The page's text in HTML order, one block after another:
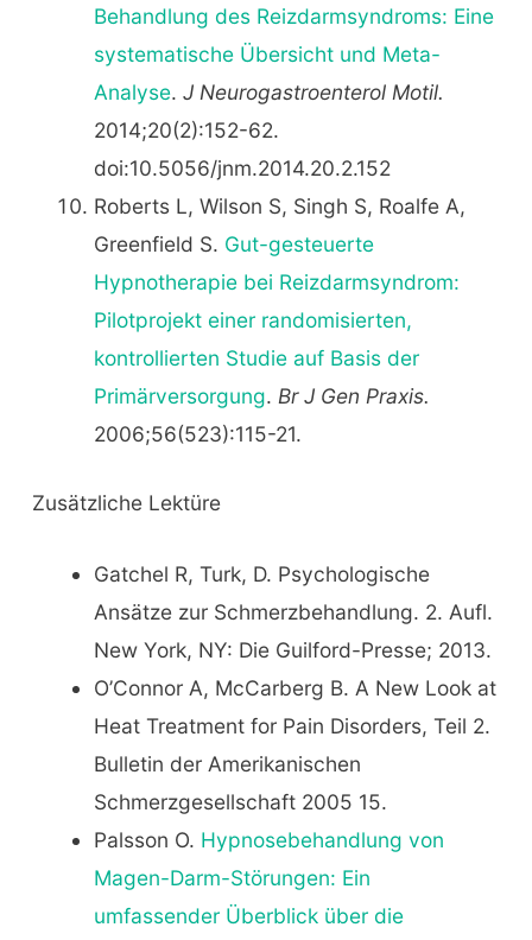
Behandlung des Reizdarmsyndroms: Eine
systematische Übersicht und Meta-
Analyse. J Neurogastroenterol Motil.
2014;20(2):152-62.
doi:10.5056/jnm.2014.20.2.152
Roberts L, Wilson S, Singh S, Roalfe A,
Greenfield S. Gut-gesteuerte
Hypnotherapie bei Reizdarmsyndrom:
Pilotprojekt einer randomisierten,
kontrollierten Studie auf Basis der
Primärversorgung. Br J Gen Praxis.
2006;56(523):115-21.
Zusätzliche Lektüre
Gatchel R, Turk, D. Psychologische
Ansätze zur Schmerzbehandlung. 2. Aufl.
New York, NY: Die Guilford-Presse; 2013.
O’Connor A, McCarberg B. A New Look at
Heat Treatment for Pain Disorders, Teil 2.
Bulletin der Amerikanischen
Schmerzgesellschaft 2005 15.
Palsson O. Hypnosebehandlung von
Magen-Darm-Störungen: Ein
umfassender Überblick über die